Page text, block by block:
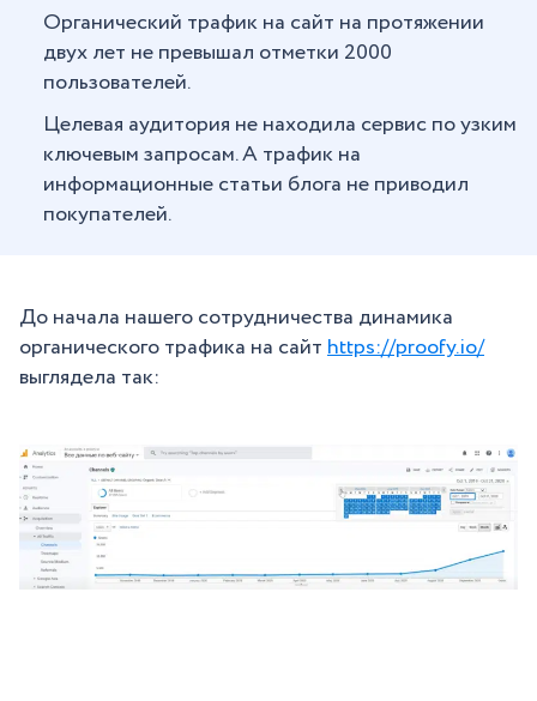
Органический трафик на сайт на протяжении
двух лет не превышал отметки 2000
пользователей.
Целевая аудитория не находила сервис по узким
ключевым запросам. А трафик на
информационные статьи блога не приводил
покупателей.
До начала нашего сотрудничества динамика
органического трафика на сайтhttps://proofy.io/
выглядела так: